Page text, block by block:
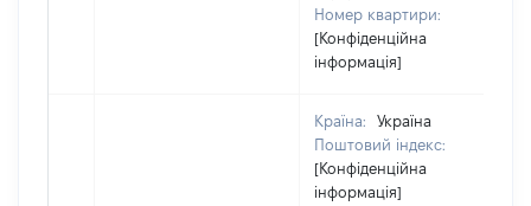
Номер квартири:
[Конфіденційна
інформація]
Країна:
Україна
Поштовий індекс:
[Конфіденційна
інформація]